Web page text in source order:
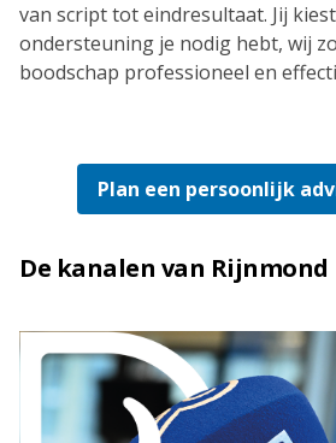
van script tot eindresultaat. Jij
ondersteuning je nodig hebt, wij
boodschap professioneel en
Plan een persoonlijk
De kanalen van Rijnmond